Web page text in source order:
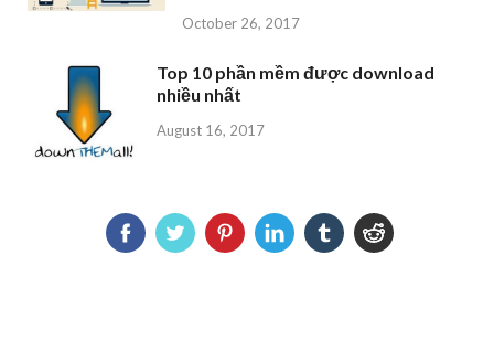
October 26, 2017
Top 10 phần mềm được download
nhiều nhất
August 16, 2017